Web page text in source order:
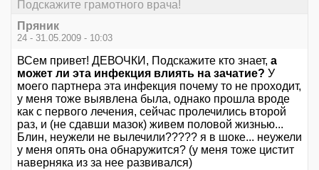
Подскажите грамотного врача!
Пряник
24 - 31.05.2009 - 10:03
ВСем привет! ДЕВОЧКИ, Подскажите кто знает, а
может ли эта инфекция влиять на зачатие? У
моего партнера эта инфекция почему то не проходит,
у меня тоже выявлена была, однако прошла вроде
как с первого лечения, сейчас пролечились второй
раз, и (не сдавши мазок) живем половой жизнью...
Блин, неужели не вылечили????? я в шоке... неужели
у меня опять она обнаружится? (у меня тоже цистит
наверняка из за нее развивался)